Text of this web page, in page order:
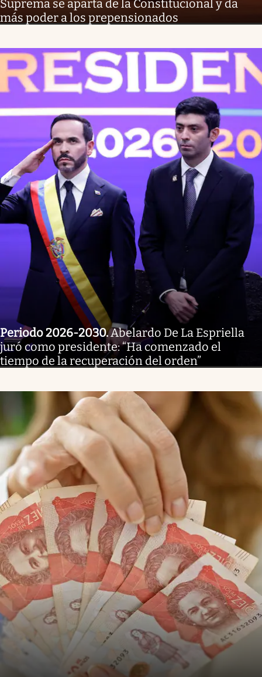
Suprema se aparta de la Constitucional y da
más poder a los prepensionados
Periodo 2026-2030.Abelardo De La Espriella
juró como presidente: “Ha comenzado el
tiempo de la recuperación del orden”